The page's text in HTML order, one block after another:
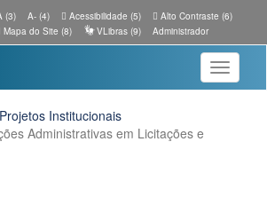
(3) A- (4) Acessibilidade (5)
Alto Contraste (6)
Mapa do Site (8) VLibras (9) Administrador
Toggle
Projetos Institucionais
Administrativas em Licitações e